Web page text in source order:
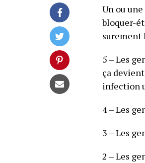
Un ou
bloquer-
surement
5 – Les
ça
infection
4 – Les
3 – Les
2 – Les